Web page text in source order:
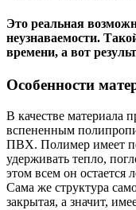
Это реальная
неузнаваемости.
времени, а вот
Особенности
В качестве материала
вспененным
ПВХ. Полимер имеет
удерживать тепло,
этом всем он остается
Сама же структура
закрытая, а значит,